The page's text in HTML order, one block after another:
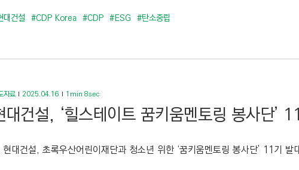
대건설 #CDP Korea #CDP #ESG #탄소중립
자료 2025.04.16 1min 8sec
대건설, ‘힐스테이트 꿈키움멘토링 봉사단’
대건설, 초록우산어린이재단과 청소년 위한 ‘꿈키움멘토링 봉사단’ 11기